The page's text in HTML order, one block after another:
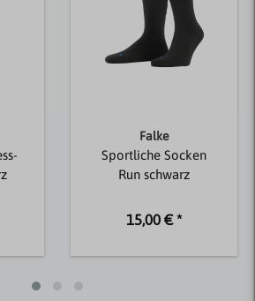
Falke
Sportliche Socken
Run schwarz
15,00 € *